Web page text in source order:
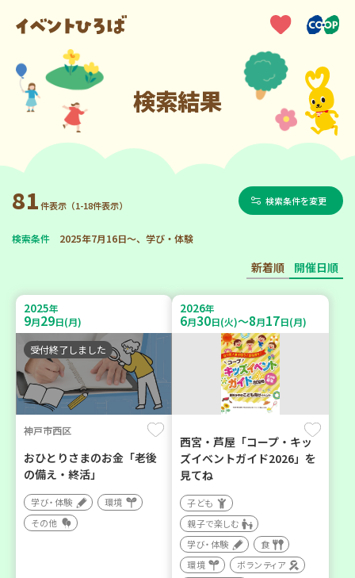
検索結果
81件表示（1-18件表示） 検索条件を変更
検索条件 2025年7月16日～、学び・体験
新着順 開催日順
2025年
9月29日(月)
受付終了しました
神戸市西区
おひとりさまのお金「老後
の備え・終活」
学び・体験
環境
その他
2026年
6月30日(火)～8月17日(月)
西宮・芦屋「コープ・キッ
ズイベントガイド2026」を
見てね
子ども
親子で楽しむ
学び・体験
食
環境
ボランティア